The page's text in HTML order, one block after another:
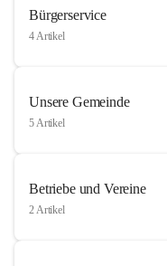
Bürgerservice
4 Artikel
Unsere Gemeinde
5 Artikel
Betriebe und Vereine
2 Artikel